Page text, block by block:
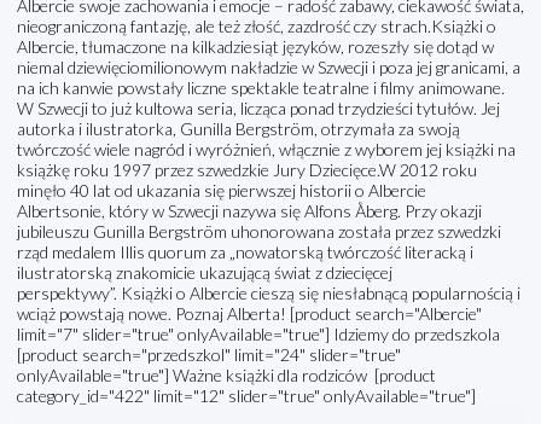
Albercie swoje zachowania i emocje – radość zabawy, ciekawość świata,
nieograniczoną fantazję, ale też złość, zazdrość czy strach.Książki o
Albercie, tłumaczone na kilkadziesiąt języków, rozeszły się dotąd w
niemal dziewięciomilionowym nakładzie w Szwecji i poza jej granicami, a
na ich kanwie powstały liczne spektakle teatralne i filmy animowane.
W Szwecji to już kultowa seria, licząca ponad trzydzieści tytułów. Jej
autorka i ilustratorka, Gunilla Bergström, otrzymała za swoją
twórczość wiele nagród i wyróżnień, włącznie z wyborem jej książki na
książkę roku 1997 przez szwedzkie Jury Dziecięce.W 2012 roku
minęło 40 lat od ukazania się pierwszej historii o Albercie
Albertsonie, który w Szwecji nazywa się Alfons Åberg. Przy okazji
jubileuszu Gunilla Bergström uhonorowana została przez szwedzki
rząd medalem Illis quorum za „nowatorską twórczość literacką i
ilustratorską znakomicie ukazującą świat z dziecięcej
perspektywy”. Książki o Albercie cieszą się niesłabnącą popularnością i
wciąż powstają nowe. Poznaj Alberta! [product search="Albercie"
limit="7" slider="true" onlyAvailable="true"] Idziemy do przedszkola
[product search="przedszkol" limit="24" slider="true"
onlyAvailable="true"] Ważne książki dla rodziców [product
category_id="422" limit="12" slider="true" onlyAvailable="true"]